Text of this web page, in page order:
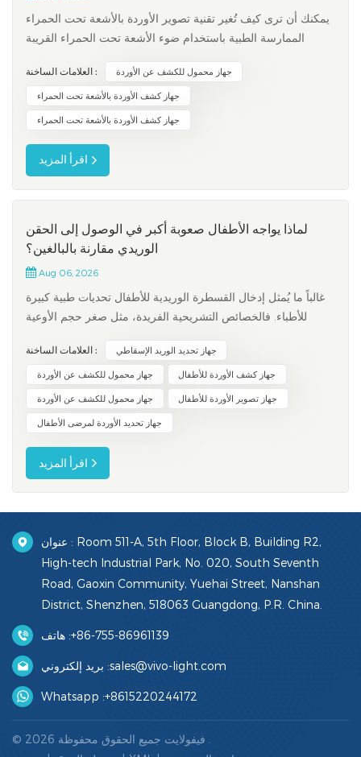
يمكنك أن ترى كيف تُغير تقنية تصوير الأوردة بالأشعة تحت الحمراء
الممارسة الطبية باستخدام ضوء الأشعة تحت الحمراء القريبة
الأوردة بالأشعة تحت الحمراء، المُصمم للاستخدام في المستشفيات،
من عرض الأوردة تحت الجلد فورًا، حتى في حال وجود تحديات مثل
العلامات الساخنة : جهاز محمول للكشف عن الأوردة
جهاز كشف الأوردة بالأشعة تحت الحمراء
جهاز كشف الأوردة بالأشعة تحت الحمراء
اقرأ المزيد
لماذا يواجه الأطفال صعوبة أكبر في الوصول إلى الحقن
الوريدي مقارنة بالبالغين؟
Aug 06, 2026
غالباً ما يُمثل إدخال القسطرة الوريدية للأطفال تحديات طبية كبيرة
للأطباء. فالخصائص التشريحية الفريدة، مثل صغر حجم الأوعية
مستويات التوتر لدى الأطفال يُسبب انقباضاً مفاجئاً للأوعية الدموية.
العلامات الساخنة : جهاز تحديد الوريد الإسقاطي
جهاز محمول للكشف عن الأوردة جهاز كشف الأوردة للأطفال
جهاز محمول للكشف عن الأوردة جهاز تصوير الأوردة للأطفال
جهاز تحديد الأوردة لمرضى الأطفال
اقرأ المزيد
عنوان : Room 511-A, 5th Floor, Block B, Building R2,
High-tech Industrial Park, No. 020, South Seventh
Road, Gaoxin Community, Yuehai Street, Nanshan
District, Shenzhen, 518063 Guangdong, P.R. China.
هاتف :+86-755-86961139
بريد إلكتروني :sales@vivo-light.com
Whatsapp :+8615220244172